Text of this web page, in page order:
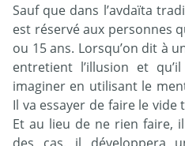
Sauf que dans l’avdaïta
est réservé aux personnes
ou 15 ans. Lorsqu’on dit à
entretient l’illusion et
imaginer en utilisant le
Il va essayer de faire le vide
Et au lieu de ne rien faire,